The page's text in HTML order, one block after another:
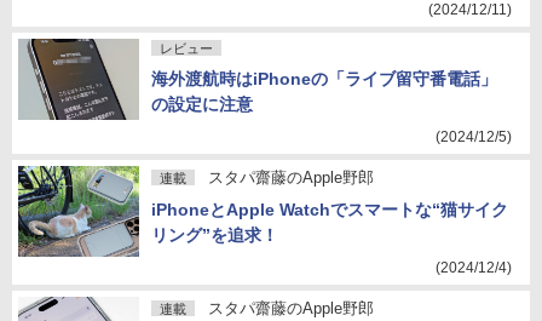
(2024/12/11)
レビュー
海外渡航時はiPhoneの「ライブ留守番電話」
の設定に注意
(2024/12/5)
連載 スタパ齋藤のApple野郎
iPhoneとApple Watchでスマートな“猫サイク
リング”を追求！
(2024/12/4)
連載 スタパ齋藤のApple野郎